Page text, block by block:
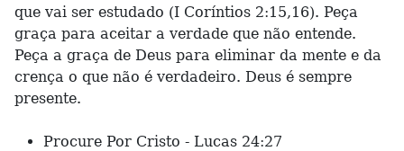
que vai ser estudado (I Coríntios 2:15,16). Peça
graça para aceitar a verdade que não entende.
Peça a graça de Deus para eliminar da mente e da
crença o que não é verdadeiro. Deus é sempre
presente.
Procure Por Cristo - Lucas 24:27